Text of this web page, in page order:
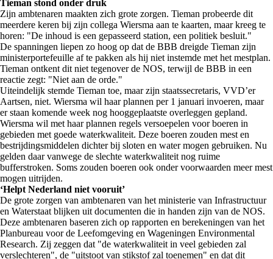
Tieman stond onder druk
Zijn ambtenaren maakten zich grote zorgen. Tieman probeerde dit
meerdere keren bij zijn collega Wiersma aan te kaarten, maar kreeg te
horen: "De inhoud is een gepasseerd station, een politiek besluit."
De spanningen liepen zo hoog op dat de BBB dreigde Tieman zijn
ministerportefeuille af te pakken als hij niet instemde met het mestplan.
Tieman ontkent dit niet tegenover de NOS, terwijl de BBB in een
reactie zegt: "Niet aan de orde."
Uiteindelijk stemde Tieman toe, maar zijn staatssecretaris, VVD’er
Aartsen, niet. Wiersma wil haar plannen per 1 januari invoeren, maar
er staan komende week nog hooggeplaatste overleggen gepland.
Wiersma wil met haar plannen regels versoepelen voor boeren in
gebieden met goede waterkwaliteit. Deze boeren zouden mest en
bestrijdingsmiddelen dichter bij sloten en water mogen gebruiken. Nu
gelden daar vanwege de slechte waterkwaliteit nog ruime
bufferstroken. Soms zouden boeren ook onder voorwaarden meer mest
mogen uitrijden.
‘Helpt Nederland niet vooruit’
De grote zorgen van ambtenaren van het ministerie van Infrastructuur
en Waterstaat blijken uit documenten die in handen zijn van de NOS.
Deze ambtenaren baseren zich op rapporten en berekeningen van het
Planbureau voor de Leefomgeving en Wageningen Environmental
Research. Zij zeggen dat "de waterkwaliteit in veel gebieden zal
verslechteren", de "uitstoot van stikstof zal toenemen" en dat dit